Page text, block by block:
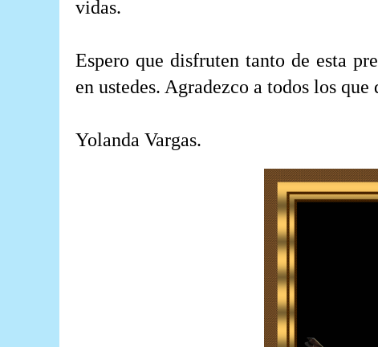
vidas.
Espero que disfruten tanto de esta
en ustedes. Agradezco a todos los
Yolanda Vargas.